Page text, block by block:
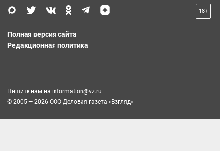
18+
Полная версия сайта
Редакционная политика
Пишите нам на information@vz.ru
© 2005 — 2026 ООО Деловая газета «Взгляд»